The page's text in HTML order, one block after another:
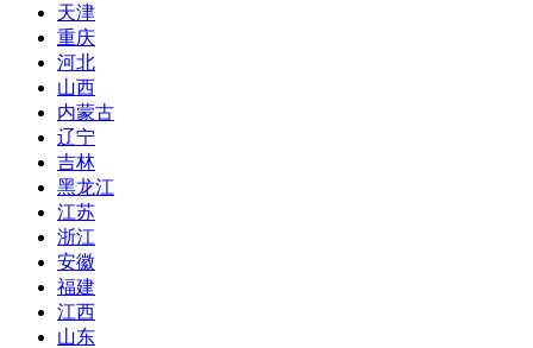
天津
重庆
河北
山西
内蒙古
辽宁
吉林
黑龙江
江苏
浙江
安徽
福建
江西
山东